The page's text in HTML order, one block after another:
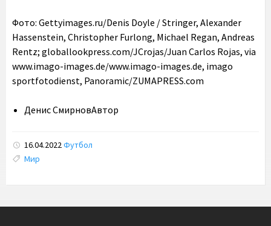
Фото: Gettyimages.ru/Denis Doyle / Stringer, Alexander
Hassenstein, Christopher Furlong, Michael Regan, Andreas
Rentz; globallookpress.com/JCrojas/Juan Carlos Rojas, via
www.imago-images.de/www.imago-images.de, imago
sportfotodienst, Panoramic/ZUMAPRESS.com
Денис СмирновАвтор
16.04.2022Футбол
Tags:
Мир